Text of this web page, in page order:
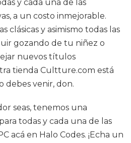
y cada una de las
a un costo inmejorable.
clásicas y asimismo todas las
gozando de tu niñez o
nuevos títulos
tienda Cultture.com está
debes venir, don.
seas, tenemos una
todas y cada una de las
acá en Halo Codes. ¡Echa un